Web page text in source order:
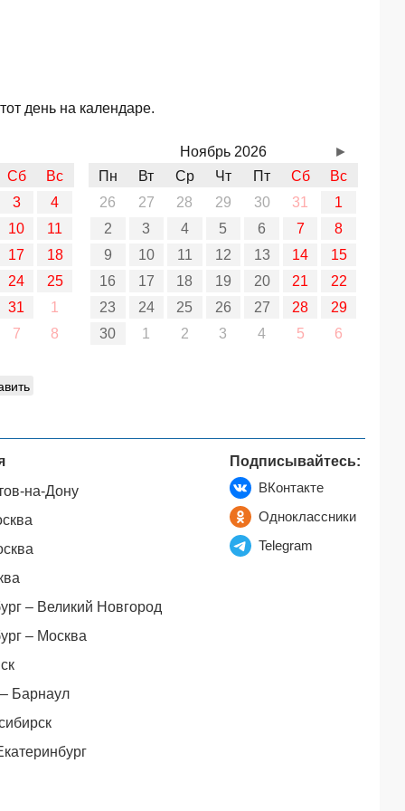
день на календаре.
Сб
Вс
3
4
10
11
17
18
24
25
31
1
7
8
Ноябрь 2026
Пн
Вт Ср Чт Пт Сб
Вс
26
27 28 29 30 31
1
2
3 4 5 6 7
8
9
10 11 12 13 14
15
16
17 18 19 20 21
22
23
24 25 26 27 28
29
30
1 2 3 4 5 6
►
на-Дону
– Великий Новгород
– Москва
Барнаул
Подписывайтесь:
ВКонтакте
Одноклассники
Telegram